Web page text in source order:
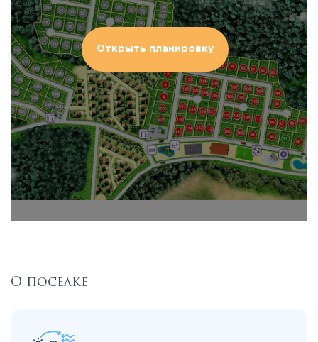
Открыть планировку
О поселке